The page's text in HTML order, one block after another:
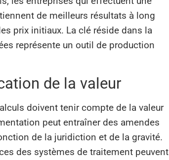
de meilleurs résultats à long
prix initiaux. La clé réside dans la
représente un outil de production
de la valeur
doivent tenir compte de la valeur
peut entraîner des amendes
de la juridiction et de la gravité.
des systèmes de traitement peuvent